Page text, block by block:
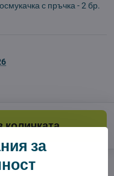
с пръчка - 2 бр.
количката
за